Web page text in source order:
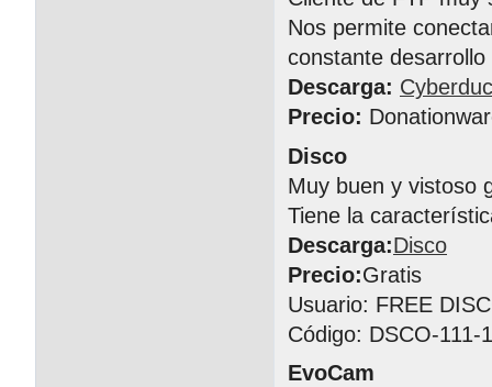
Nos permite
constante
Descarga:
Precio:
Disco
Muy buen y vistoso
Tiene la
Descarga:Disco
Precio:Gratis
Usuario: FREE
Código: DSCO-111-
EvoCam